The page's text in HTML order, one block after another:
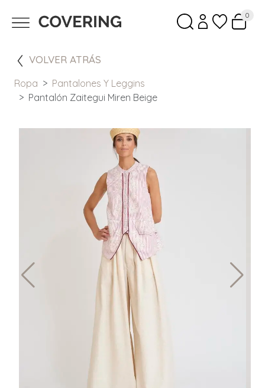
0
VOLVER ATRÁS
Ropa
Pantalones Y Leggins
Pantalón Zaitegui Miren Beige